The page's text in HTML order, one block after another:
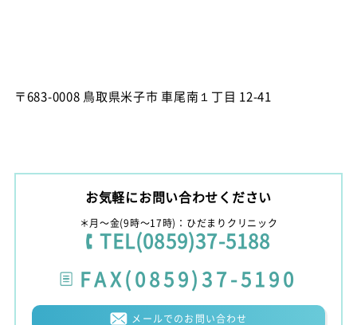
〒683-0008 鳥取県米子市 車尾南１丁目 12-41
お気軽にお問い合わせください
＊月〜金(9時〜17時)：ひだまりクリニック
TEL(0859)37-5188
FAX(0859)37-5190
メールでのお問い合わせ